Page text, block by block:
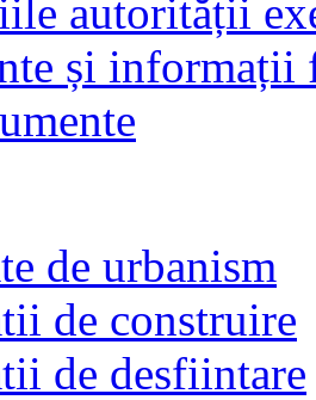
autorității
și informații
de urbanism
de construire
de desfiintare